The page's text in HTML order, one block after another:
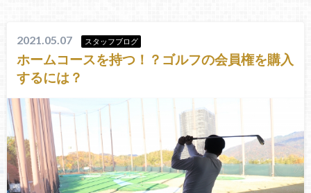
2021.05.07 スタッフブログ
ホームコースを持つ！？ゴルフの会員権を購入
するには？